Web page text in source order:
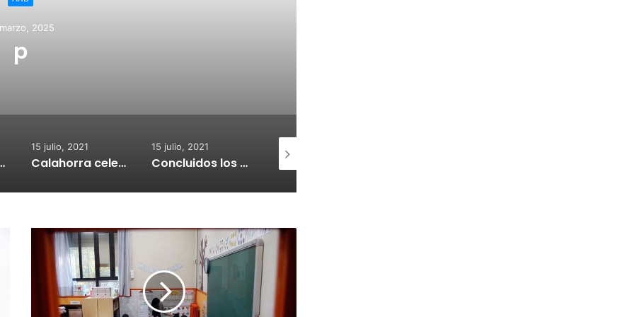
2025
p
la adquisión de medidores de CO2
15 julio, 2021
Calahorra celebrará el Croquetur II
15 julio, 2021
Concluidos los trabajos de reposición del asfaltado de Calahorra